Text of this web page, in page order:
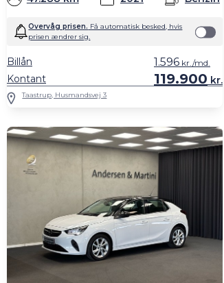
Overvåg prisen. Få automatisk besked, hvis
prisen ændrer sig.
Kontant 119.900 kr.
Billån 1.596 kr./md.
Taastrup, Husmandsvej 3